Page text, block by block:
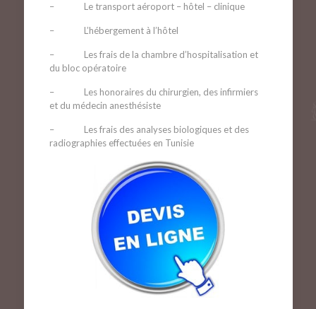
– Le transport aéroport – hôtel – clinique
– L’hébergement à l’hôtel
– Les frais de la chambre d’hospitalisation et
du bloc opératoire
– Les honoraires du chirurgien, des infirmiers
et du médecin anesthésiste
– Les frais des analyses biologiques et des
radiographies effectuées en Tunisie